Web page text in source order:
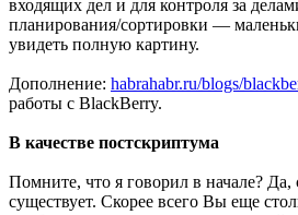
входящих дел и для контроля за
планирования/сортировки —
увидеть полную картину.
Дополнение: habrahabr.ru/blogs/
работы с BlackBerry.
В качестве постскриптума
Помните, что я говорил в начале? Да,
существует. Скорее всего Вы еще